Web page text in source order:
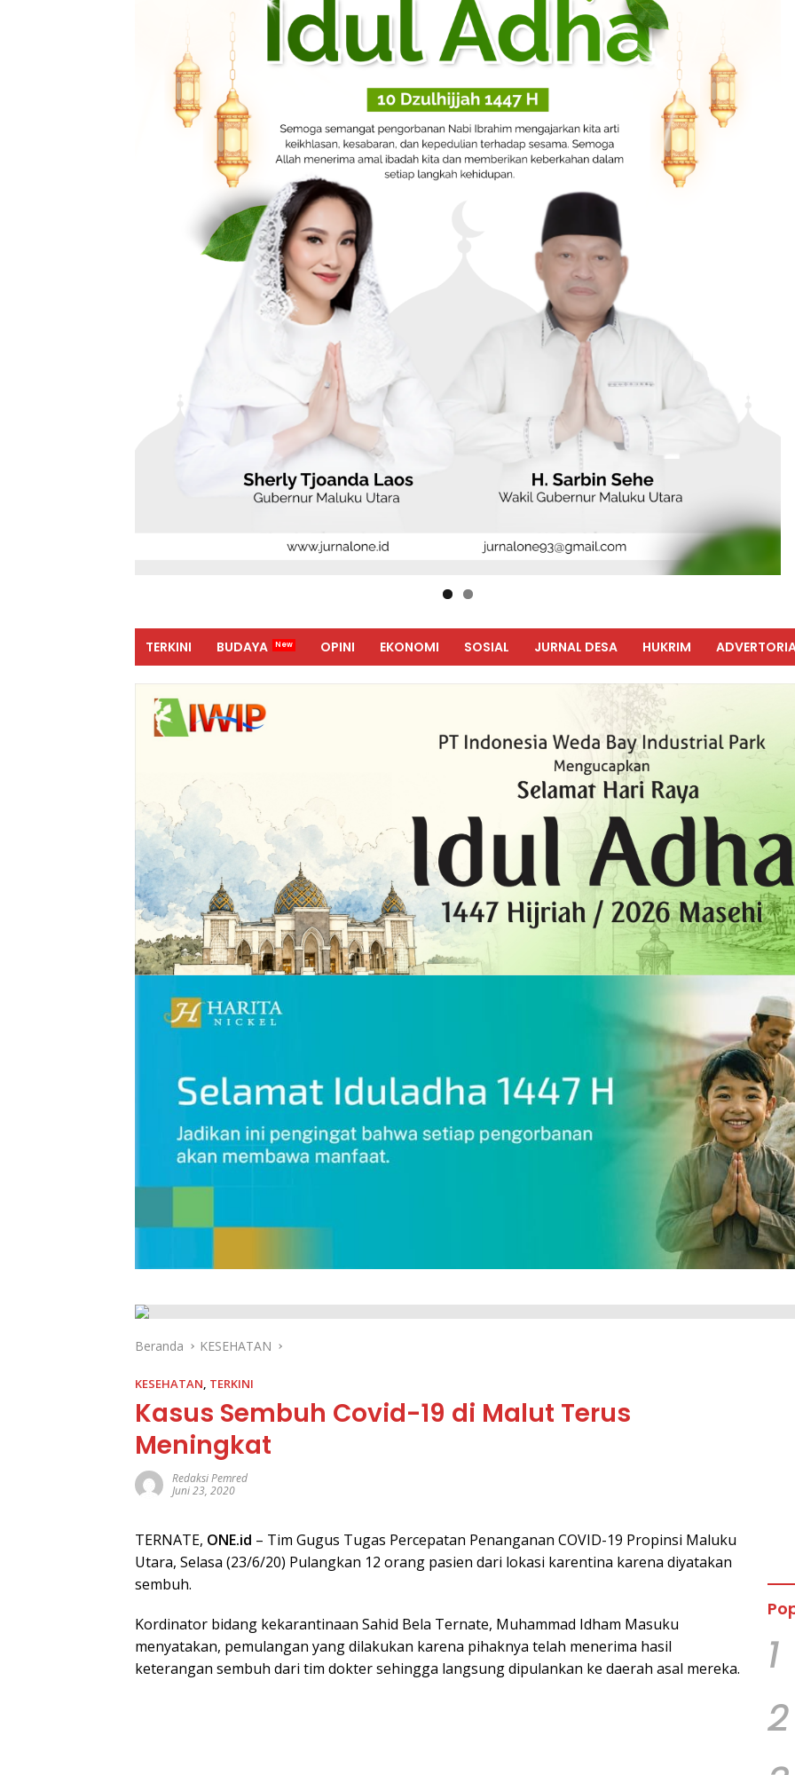
TERKINI BUDAYA OPINI EKONOMI SOSIAL JURNAL DESA HUKRIM
Beranda KESEHATAN
KESEHATAN TERKINI
Kasus Sembuh Covid-19 di Malut Terus
Meningkat
Redaksi Pemred
Juni 23, 2020
TERNATE, ONE.id – Tim Gugus Tugas Percepatan Penanganan COVID-19 Propinsi Maluku
Utara, Selasa (23/6/20) Pulangkan 12 orang pasien dari lokasi karentina karena diyatakan
sembuh.
Kordinator bidang kekarantinaan Sahid Bela Ternate, Muhammad Idham Masuku
menyatakan, pemulangan yang dilakukan karena pihaknya telah menerima hasil
keterangan sembuh dari tim dokter sehingga langsung dipulankan ke daerah asal mereka.
1
2